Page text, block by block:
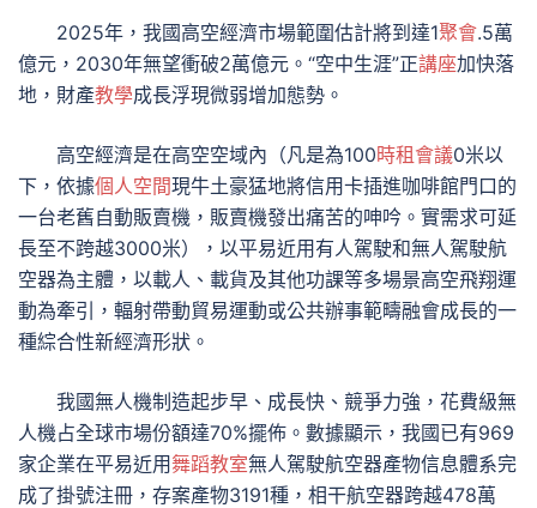
2025年，我國高空經濟市場範圍估計將到達1聚會.5萬
億元，2030年無望衝破2萬億元。“空中生涯”正講座加快落
地，財產教學成長浮現微弱增加態勢。
高空經濟是在高空空域內（凡是為100時租會議0米以
下，依據個人空間現牛土豪猛地將信用卡插進咖啡館門口的
一台老舊自動販賣機，販賣機發出痛苦的呻吟。實需求可延
長至不跨越3000米），以平易近用有人駕駛和無人駕駛航
空器為主體，以載人、載貨及其他功課等多場景高空飛翔運
動為牽引，輻射帶動貿易運動或公共辦事範疇融會成長的一
種綜合性新經濟形狀。
我國無人機制造起步早、成長快、競爭力強，花費級無
人機占全球市場份額達70%擺佈。數據顯示，我國已有969
家企業在平易近用舞蹈教室無人駕駛航空器產物信息體系完
成了掛號注冊，存案產物3191種，相干航空器跨越478萬